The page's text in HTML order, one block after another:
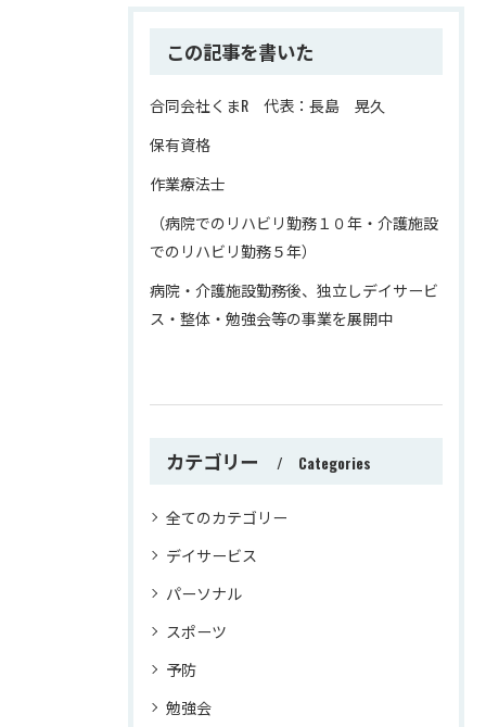
この記事を書いた
合同会社くまR 代表：長島 晃久
保有資格
作業療法士
（病院でのリハビリ勤務１０年・介護施設
でのリハビリ勤務５年）
病院・介護施設勤務後、独立しデイサービ
ス・整体・勉強会等の事業を展開中
カテゴリー Categories
全てのカテゴリー
デイサービス
パーソナル
スポーツ
予防
勉強会